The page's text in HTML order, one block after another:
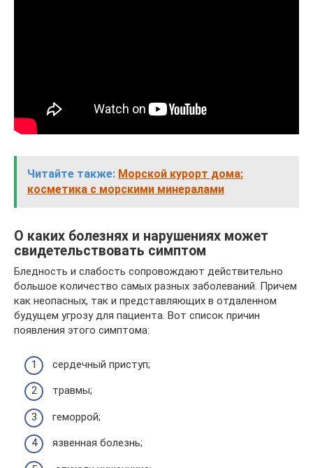
Читайте также: Морской курорт дома:
косметика с морскими минералами
О каких болезнях и нарушениях может
свидетельствовать симптом
Бледность и слабость сопровождают действительно
большое количество самых разных заболеваний. Причем
как неопасных, так и представляющих в отдаленном
будущем угрозу для пациента. Вот список причин
появления этого симптома:
сердечный приступ;
травмы;
геморрой;
язвенная болезнь;